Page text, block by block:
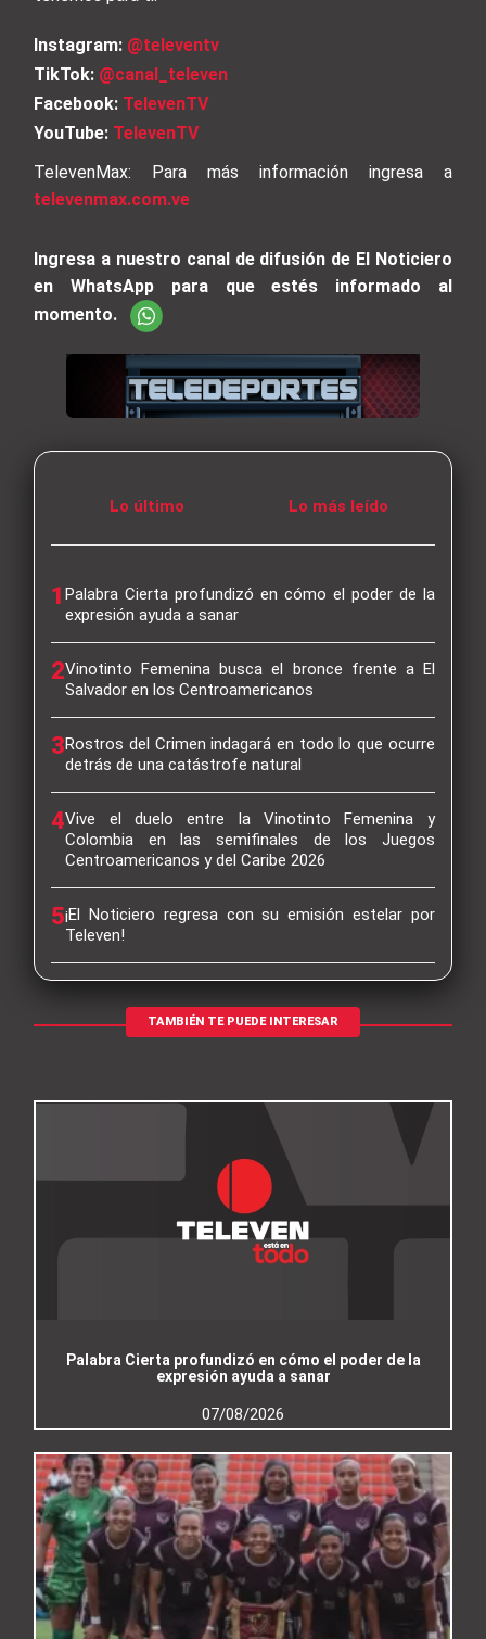
Instagram: @televentv
TikTok: @canal_televen
Facebook: TelevenTV
YouTube: TelevenTV
TelevenMax: Para más información ingresa a
televenmax.com.ve
Ingresa a nuestro canal de difusión de El Noticiero
en WhatsApp para que estés informado al
momento.
Lo último Lo más leído
1Palabra Cierta profundizó en cómo el poder de la
expresión ayuda a sanar
2Vinotinto Femenina busca el bronce frente a El
Salvador en los Centroamericanos
3Rostros del Crimen indagará en todo lo que ocurre
detrás de una catástrofe natural
4Vive el duelo entre la Vinotinto Femenina y
Colombia en las semifinales de los Juegos
Centroamericanos y del Caribe 2026
5¡El Noticiero regresa con su emisión estelar por
Televen!
TAMBIÉN TE PUEDE INTERESAR
Palabra Cierta profundizó en cómo el poder de la
expresión ayuda a sanar
07/08/2026